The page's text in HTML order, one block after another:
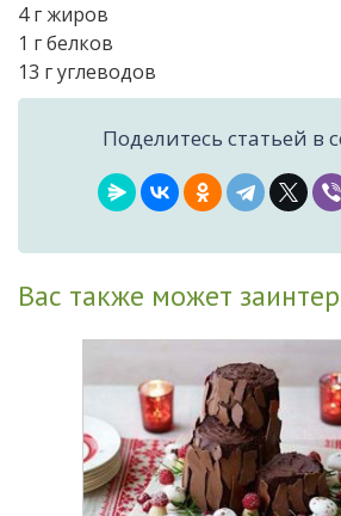
4 г жиров
1 г белков
13 г углеводов
Поделитесь статьей в
Вас также может